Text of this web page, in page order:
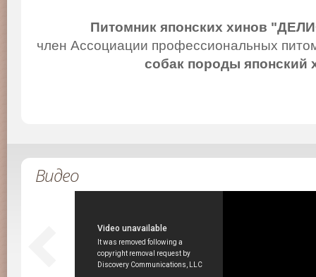
Питомник японских хинов
член Ассоциации профессиональных
собак породы японский
Видео